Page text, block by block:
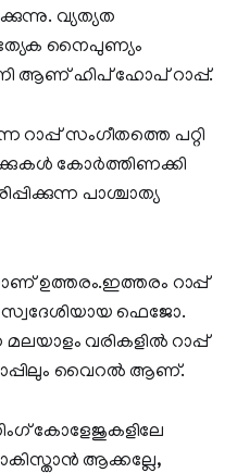
വ്യത്യത
നൈപുണ്യം
ആണ് ഹിപ് ഹോപ്‌ റാപ്പ്.
റാപ്പ് സംഗീതത്തെ പറ്റി
കോർത്തിണക്കി
പാശ്ചാത്യ
ഉത്തരം.ഇത്തരം റാപ്പ്
ഫെജോ.
വരികളില്‍ റാപ്പ്
വൈറല്‍ ആണ്.
കോളേജുകളിലേ
ആക്കല്ലേ,